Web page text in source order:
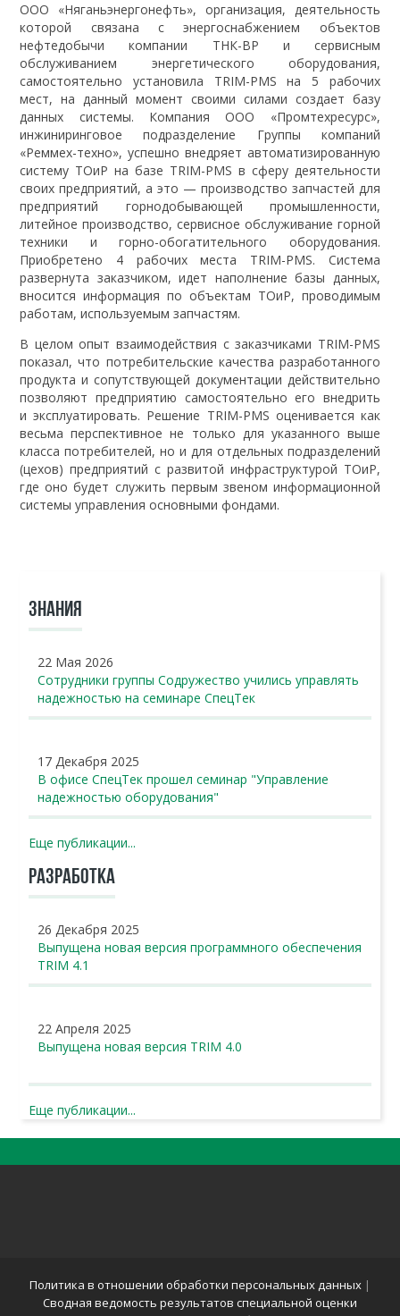
ООО «Няганьэнергонефть», организация, деятельность
которой связана с энергоснабжением объектов
нефтедобычи компании ТНК-ВР и сервисным
обслуживанием энергетического оборудования,
самостоятельно установила TRIM-PMS на 5 рабочих
мест, на данный момент своими силами создает базу
данных системы. Компания ООО «Промтехресурс»,
инжиниринговое подразделение Группы компаний
«Реммех-техно», успешно внедряет автоматизированную
систему ТОиР на базе TRIM-PMS в сферу деятельности
своих предприятий, а это — производство запчастей для
предприятий горнодобывающей промышленности,
литейное производство, сервисное обслуживание горной
техники и горно-обогатительного оборудования.
Приобретено 4 рабочих места TRIM-PMS. Система
развернута заказчиком, идет наполнение базы данных,
вносится информация по объектам ТОиР, проводимым
работам, используемым запчастям.
В целом опыт взаимодействия с заказчиками TRIM-PMS
показал, что потребительские качества разработанного
продукта и сопутствующей документации действительно
позволяют предприятию самостоятельно его внедрить
и эксплуатировать. Решение TRIM-PMS оценивается как
весьма перспективное не только для указанного выше
класса потребителей, но и для отдельных подразделений
(цехов) предприятий с развитой инфраструктурой ТОиР,
где оно будет служить первым звеном информационной
системы управления основными фондами.
ЗНАНИЯ
22 Мая 2026
Сотрудники группы Содружество учились управлять
надежностью на семинаре СпецТек
17 Декабря 2025
В офисе СпецТек прошел семинар "Управление
надежностью оборудования"
Еще публикации...
РАЗРАБОТКА
26 Декабря 2025
Выпущена новая версия программного обеспечения
TRIM 4.1
22 Апреля 2025
Выпущена новая версия TRIM 4.0
Еще публикации...
Политика в отношении обработки персональных данных |
Сводная ведомость результатов специальной оценки